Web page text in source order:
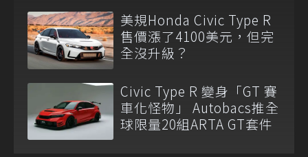
美規Honda Civic Type R
售價漲了4100美元，但完
全沒升級？
Civic Type R 變身「GT 賽
車化怪物」 Autobacs推全
球限量20組ARTA GT套件